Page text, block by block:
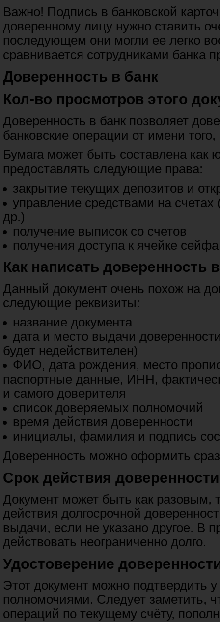
Важно! Подпись в банковской
доверенному лицу нужно ставить
последующем они могли ее легко
сравнивается сотрудниками банка
Доверенность в банк
Кол-во просмотров этого
Доверенность в банк позволяет
банковские операции от имени
Бумага может быть составлена
предоставлять следующие права:
закрытие текущих депозитов и
управление средствами на
др.)
получение выписок со счетов
получения доступа к ячейке
Как написать доверенность
Данный документ очень похож на
следующие реквизиты:
название документа
дата и место выдачи
будет недействителен)
ФИО, дата рождения, место
паспортные данные, ИНН,
и самого доверителя
список доверяемых полномочий
время действия доверенности
инициалы, фамилия и подпись
Доверенность можно оформить
Срок действия
Документ может быть как разовым,
действия долгосрочной
выдачи, если не указано другое. В
действовать неограниченно долго.
Удостоверение
Этот документ можно подтвердить
полномочиями. Следует заметить,
операций по текущему счёту,